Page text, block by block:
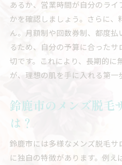
び方
口コミの見方と活用
信頼できる口コミサ
鈴鹿市のメンズ脱毛
口コミを元にしたサロ
サロン選びを口コミ
リーズナブルな脱毛プ
あるか、営業時間が自分のライ
かを確認しましょう。さらに、
ん。月額制や回数券制、都度
るため、自分の予算に合った
切です。これにより、長期的に
が、理想の肌を手に入れる第一
鈴鹿市のメンズ脱毛
は？
鈴鹿市には多様なメンズ脱毛
に独自の特徴があります。例え